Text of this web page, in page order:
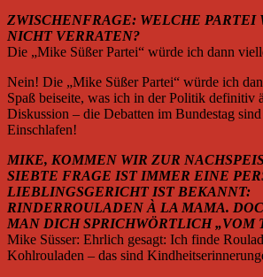
ZWISCHENFRAGE: WELCHE PARTEI
NICHT VERRATEN?
Die „Mike Süßer Partei“ würde ich dann
Nein! Die „Mike Süßer Partei“ würde ich
Spaß beiseite, was ich in der Politik definitiv
Diskussion – die Debatten im Bundestag
Einschlafen!
MIKE, KOMMEN WIR ZUR
SIEBTE FRAGE IST IMMER EINE
LIEBLINGSGERICHT IST BEKANNT:
RINDERROULADEN À LA MAMA.
MAN DICH SPRICHWÖRTLICH „VOM
Mike Süsser: Ehrlich gesagt: Ich finde
Kohlrouladen – das sind